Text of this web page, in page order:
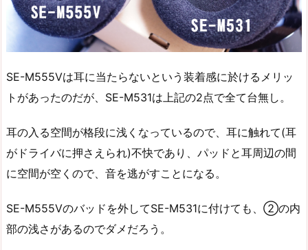
SE-M555Vは耳に当たらないという装着感に於けるメリッ
トがあったのだが、SE-M531は上記の2点で全て台無し。
耳の入る空間が格段に浅くなっているので、耳に触れて(耳
がドライバに押さえられ)不快であり、パッドと耳周辺の間
に空間が空くので、音を逃がすことになる。
SE-M555Vのバッドを外してSE-M531に付けても、②の内
部の浅さがあるのでダメだろう。